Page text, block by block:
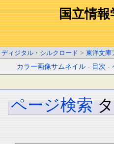
国立情
ディジタル・シルクロード > 東洋文庫
カラー画像サムネイル - 目次 -
ページ検索